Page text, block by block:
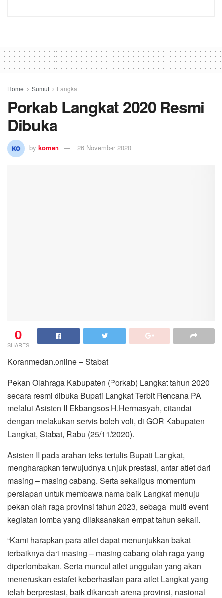
Home Sumut Langkat
Porkab Langkat 2020 Resmi
Dibuka
by komen 26 November 2020
0
SHARES
Koranmedan.online – Stabat
Pekan Olahraga Kabupaten (Porkab) Langkat tahun 2020
secara resmi dibuka Bupati Langkat Terbit Rencana PA
melalui Asisten II Ekbangsos H.Hermasyah, ditandai
dengan melakukan servis boleh voli, di GOR Kabupaten
Langkat, Stabat, Rabu (25/11/2020).
Asisten II pada arahan teks tertulis Bupati Langkat,
mengharapkan terwujudnya unjuk prestasi, antar atlet dari
masing – masing cabang. Serta sekaligus momentum
persiapan untuk membawa nama baik Langkat menuju
pekan olah raga provinsi tahun 2023, sebagai multi event
kegiatan lomba yang dilaksanakan empat tahun sekali.
“Kami harapkan para atlet dapat menunjukkan bakat
terbaiknya dari masing – masing cabang olah raga yang
diperlombakan. Serta muncul atlet unggulan yang akan
meneruskan estafet keberhasilan para atlet Langkat yang
telah berprestasi, baik dikancah arena provinsi, nasional